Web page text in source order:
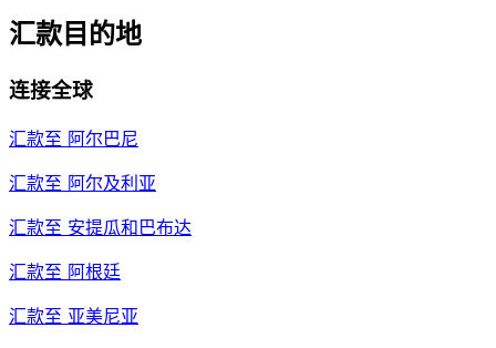
汇款目的地
连接全球
汇款至 阿尔巴尼
汇款至 阿尔及利亚
汇款至 安提瓜和巴布达
汇款至 阿根廷
汇款至 亚美尼亚